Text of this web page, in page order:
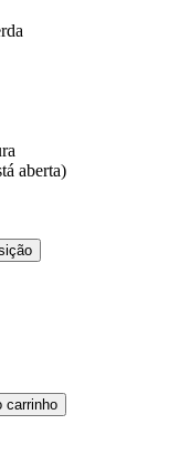
aberta)
carrinho